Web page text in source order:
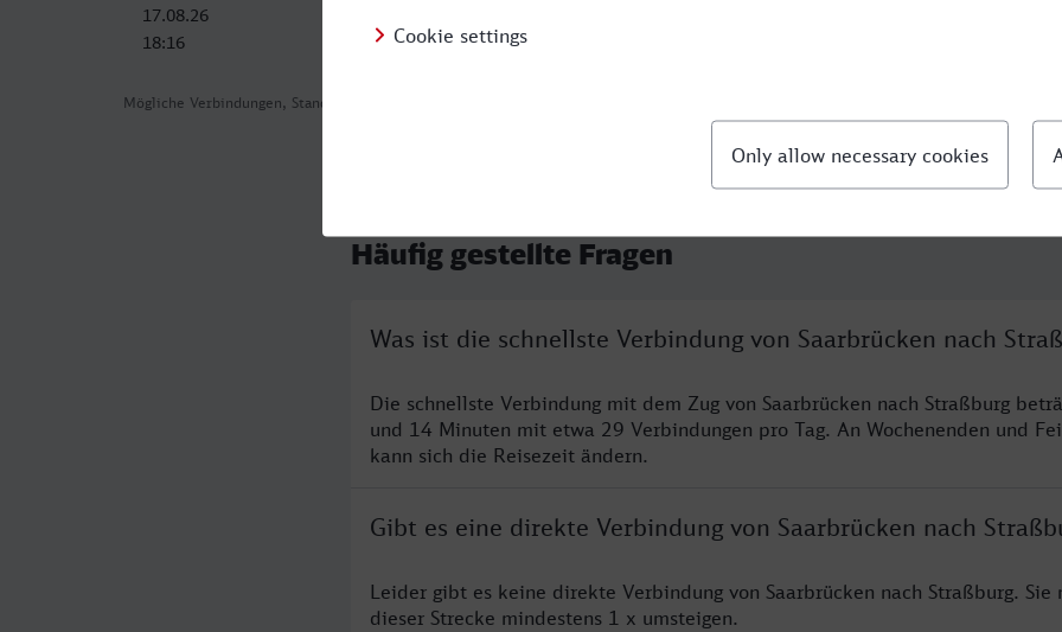
Mögliche Verbindungen, Stand: 2026-08-03 03:21
17.08.26
18:16
21:12
Häufig gestellte Fragen
Was ist die schnellste Verbindung von Saarbrücken nach
Die schnellste Verbindung mit dem Zug von Saarbrücken nach Straßburg
und 14 Minuten mit etwa 29 Verbindungen pro Tag. An Wochenenden und
kann sich die Reisezeit ändern.
Gibt es eine direkte Verbindung von Saarbrücken nach
Leider gibt es keine direkte Verbindung von Saarbrücken nach Straßburg. Sie
dieser Strecke mindestens 1 x umsteigen.